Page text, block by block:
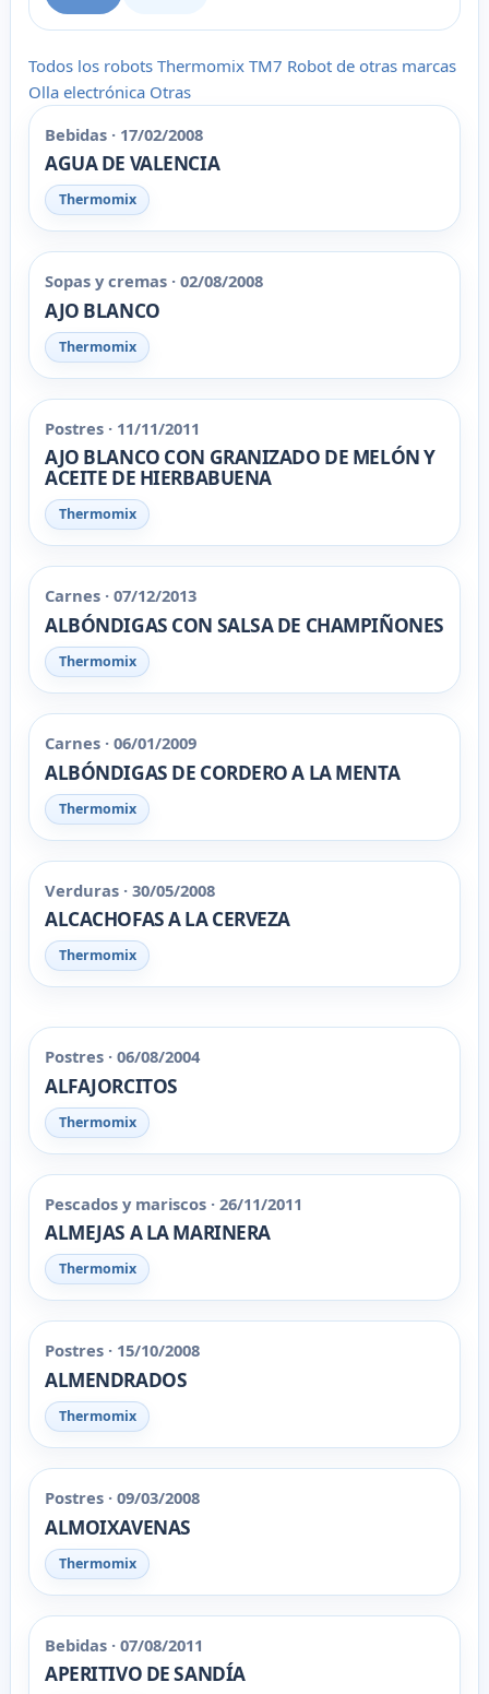
Todos los robots Thermomix TM7 Robot de otras marcas
Olla electrónica Otras
Bebidas · 17/02/2008
AGUA DE VALENCIA
Thermomix
Sopas y cremas · 02/08/2008
AJO BLANCO
Thermomix
Postres · 11/11/2011
AJO BLANCO CON GRANIZADO DE MELÓN Y
ACEITE DE HIERBABUENA
Thermomix
Carnes · 07/12/2013
ALBÓNDIGAS CON SALSA DE CHAMPIÑONES
Thermomix
Carnes · 06/01/2009
ALBÓNDIGAS DE CORDERO A LA MENTA
Thermomix
Verduras · 30/05/2008
ALCACHOFAS A LA CERVEZA
Thermomix
Postres · 06/08/2004
ALFAJORCITOS
Thermomix
Pescados y mariscos · 26/11/2011
ALMEJAS A LA MARINERA
Thermomix
Postres · 15/10/2008
ALMENDRADOS
Thermomix
Postres · 09/03/2008
ALMOIXAVENAS
Thermomix
Bebidas · 07/08/2011
APERITIVO DE SANDÍA